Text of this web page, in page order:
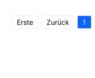
Erste Zurück 1